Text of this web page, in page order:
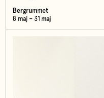
Bergrummet
8 maj – 31 maj